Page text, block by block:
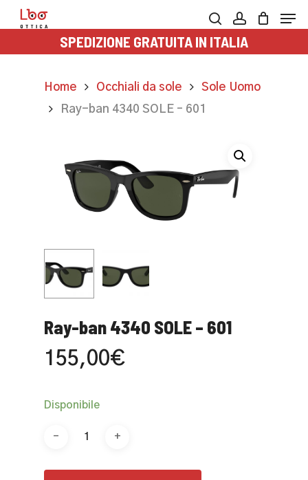
Skip
to
searchaccount
SPEDIZIONE GRATUITA IN ITALIA
Home Occhiali da sole
Sole Uomo
Ray-ban 4340 SOLE – 601
Ray-ban 4340 SOLE – 601
155,00€
Disponibile